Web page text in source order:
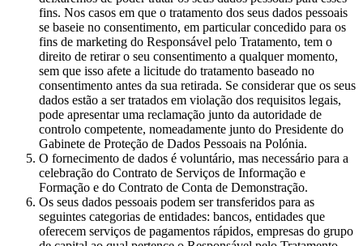
fins. Nos casos em que o tratamento dos seus dados pessoais
se baseie no consentimento, em particular concedido para os
fins de marketing do Responsável pelo Tratamento, tem o
direito de retirar o seu consentimento a qualquer momento,
sem que isso afete a licitude do tratamento baseado no
consentimento antes da sua retirada. Se considerar que os seus
dados estão a ser tratados em violação dos requisitos legais,
pode apresentar uma reclamação junto da autoridade de
controlo competente, nomeadamente junto do Presidente do
Gabinete de Proteção de Dados Pessoais na Polónia.
O fornecimento de dados é voluntário, mas necessário para a
celebração do Contrato de Serviços de Informação e
Formação e do Contrato de Conta de Demonstração.
Os seus dados pessoais podem ser transferidos para as
seguintes categorias de entidades: bancos, entidades que
oferecem serviços de pagamentos rápidos, empresas do grupo